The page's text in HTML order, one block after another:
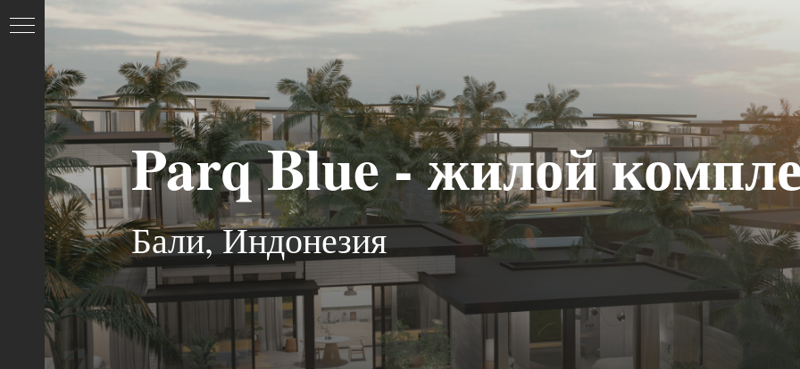
Parq Blue - жилой
Бали, Индонезия